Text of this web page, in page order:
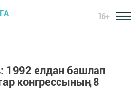
16+
1992 елдан башлап
конгрессының 8